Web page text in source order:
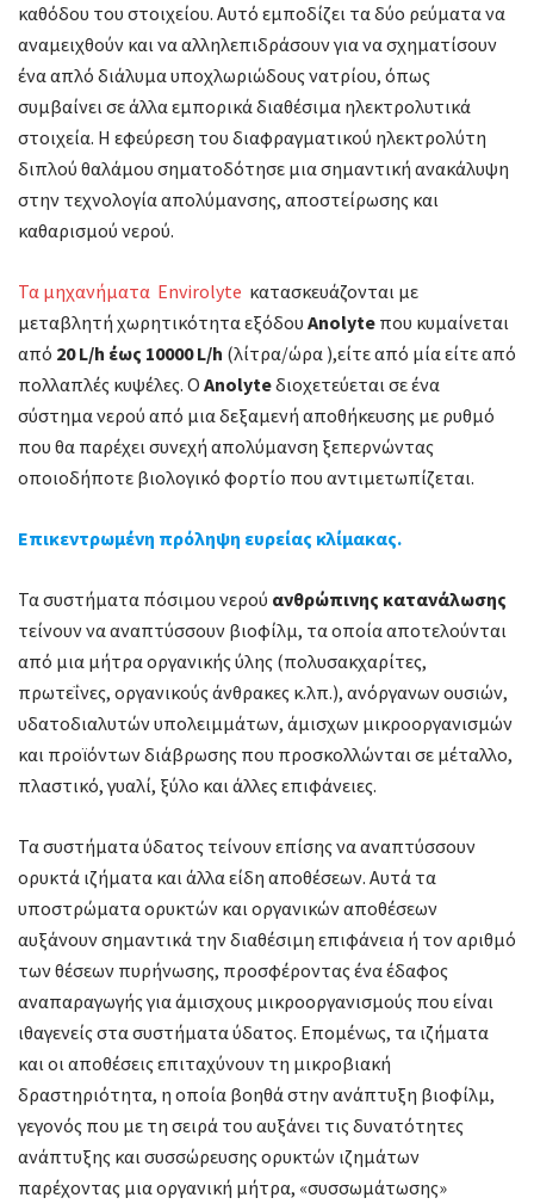
καθόδου του στοιχείου. Αυτό εμποδίζει τα δύο ρεύματα να
αναμειχθούν και να αλληλεπιδράσουν για να σχηματίσουν
ένα απλό διάλυμα υποχλωριώδους νατρίου, όπως
συμβαίνει σε άλλα εμπορικά διαθέσιμα ηλεκτρολυτικά
στοιχεία. Η εφεύρεση του διαφραγματικού ηλεκτρολύτη
διπλού θαλάμου σηματοδότησε μια σημαντική ανακάλυψη
στην τεχνολογία απολύμανσης, αποστείρωσης και
καθαρισμού νερού.
Τα μηχανήματα Envirolyte κατασκευάζονται με
μεταβλητή χωρητικότητα εξόδου Anolyte που κυμαίνεται
από 20 L/h έως 10000 L/h (λίτρα/ώρα ),είτε από μία είτε από
πολλαπλές κυψέλες. Ο Anolyteδιοχετεύεται σε ένα
σύστημα νερού από μια δεξαμενή αποθήκευσης με ρυθμό
που θα παρέχει συνεχή απολύμανση ξεπερνώντας
οποιοδήποτε βιολογικό φορτίο που αντιμετωπίζεται.
Επικεντρωμένη πρόληψη ευρείας κλίμακας.
Τα συστήματα πόσιμου νερού ανθρώπινης κατανάλωσης
τείνουν να αναπτύσσουν βιοφίλμ, τα οποία αποτελούνται
από μια μήτρα οργανικής ύλης (πολυσακχαρίτες,
πρωτεΐνες, οργανικούς άνθρακες κ.λπ.), ανόργανων ουσιών,
υδατοδιαλυτών υπολειμμάτων, άμισχων μικροοργανισμών
και προϊόντων διάβρωσης που προσκολλώνται σε μέταλλο,
πλαστικό, γυαλί, ξύλο και άλλες επιφάνειες.
Τα συστήματα ύδατος τείνουν επίσης να αναπτύσσουν
ορυκτά ιζήματα και άλλα είδη αποθέσεων. Αυτά τα
υποστρώματα ορυκτών και οργανικών αποθέσεων
αυξάνουν σημαντικά την διαθέσιμη επιφάνεια ή τον αριθμό
των θέσεων πυρήνωσης, προσφέροντας ένα έδαφος
αναπαραγωγής για άμισχους μικροοργανισμούς που είναι
ιθαγενείς στα συστήματα ύδατος. Επομένως, τα ιζήματα
και οι αποθέσεις επιταχύνουν τη μικροβιακή
δραστηριότητα, η οποία βοηθά στην ανάπτυξη βιοφίλμ,
γεγονός που με τη σειρά του αυξάνει τις δυνατότητες
ανάπτυξης και συσσώρευσης ορυκτών ιζημάτων
παρέχοντας μια οργανική μήτρα, «συσσωμάτωσης»